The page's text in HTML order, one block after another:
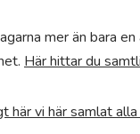
mer än bara
Här hittar du
vi här samlat alla